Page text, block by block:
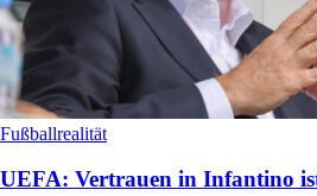
Fußballrealität
UEFA: Vertrauen in Infantino